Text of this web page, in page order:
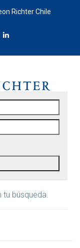
Richter Chile
tu búsqueda.